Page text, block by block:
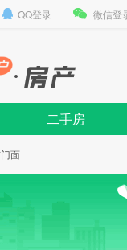
QQ登录 微信登
二手房
面